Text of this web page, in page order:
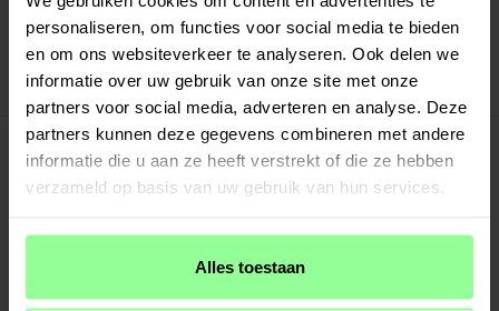
personaliseren, om functies voor social media te bieden
en om ons websiteverkeer te analyseren. Ook delen we
informatie over uw gebruik van onze site met onze
partners voor social media, adverteren en analyse. Deze
partners kunnen deze gegevens combineren met andere
informatie die u aan ze heeft verstrekt of die ze hebben
verzameld op basis van uw gebruik van hun services.
Alles toestaan
Veilig betalen met Klarna of Paypal
30 dagen retourrecht
Art number:49448
PRODUCTBESCHRIJVING
Hybride backcase met pasjeshouder voor Samsung Galaxy S24 Ultra. Voor de
beste bescherming tegen stoot- en valschade is het hoesje tweeledig
Het hoesje heeft een vakje aan de achterkant waar tot twee pasjes in bewaard
kunnen worden zodat je ze altijd bij je hebt.
- Stootbestendige hybride hoesje met modern ontwerp